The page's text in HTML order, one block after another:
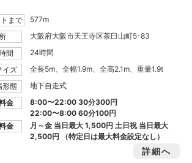
まで
577m
大阪府大阪市天王寺区茶臼山町5-83
間
24時間
イズ
全長5m、全幅1.9m、全高2.1m、重量1.9t
形態
地下自走式
金
8:00〜22:00 30分300円
22:00〜8:00 60分100円
金
月～金 当日最大1,500円 土日祝 当日最大
2,500円
（特定日は最大料金設定なし）
詳細へ